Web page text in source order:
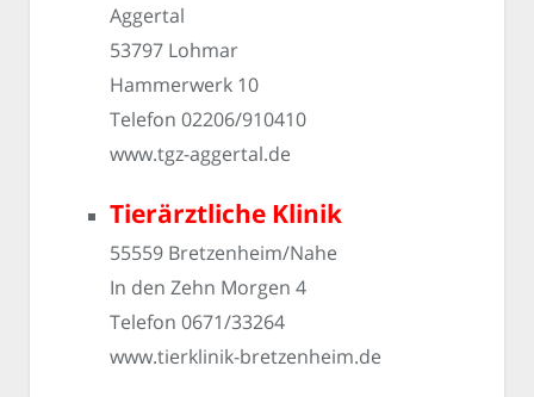
Aggertal
53797 Lohmar
Hammerwerk 10
Telefon 02206/910410
www.tgz-aggertal.de
Tierärztliche Klinik
55559 Bretzenheim/Nahe
In den Zehn Morgen 4
Telefon 0671/33264
www.tierklinik-bretzenheim.de